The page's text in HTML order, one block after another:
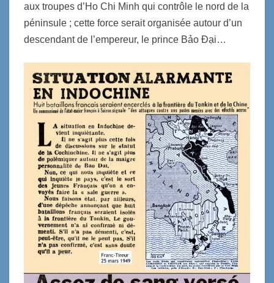
aux troupes d’Ho Chi Minh qui contrôle le nord de la
péninsule ; cette force seraitorganisée autour d’un
descendant de l’empereur, le prince Bảo Đại…